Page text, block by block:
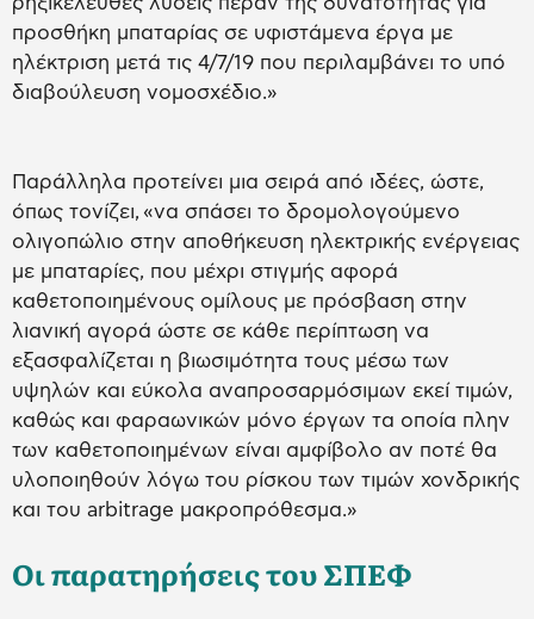
προσθήκη μπαταρίας σε υφιστάμενα έργα με
ηλέκτριση μετά τις 4/7/19 που περιλαμβάνει το υπό
διαβούλευση νομοσχέδιο.»
Παράλληλα προτείνει μια σειρά από ιδέες, ώστε,
όπως τονίζει, «να σπάσει το δρομολογούμενο
ολιγοπώλιο στην αποθήκευση ηλεκτρικής ενέργειας
με μπαταρίες, που μέχρι στιγμής αφορά
καθετοποιημένους ομίλους με πρόσβαση στην
λιανική αγορά ώστε σε κάθε περίπτωση να
εξασφαλίζεται η βιωσιμότητα τους μέσω των
υψηλών και εύκολα αναπροσαρμόσιμων εκεί τιμών,
καθώς και φαραωνικών μόνο έργων τα οποία πλην
των καθετοποιημένων είναι αμφίβολο αν ποτέ θα
υλοποιηθούν λόγω του ρίσκου των τιμών χονδρικής
και του arbitrage μακροπρόθεσμα.»
Οι παρατηρήσεις του ΣΠΕΦ